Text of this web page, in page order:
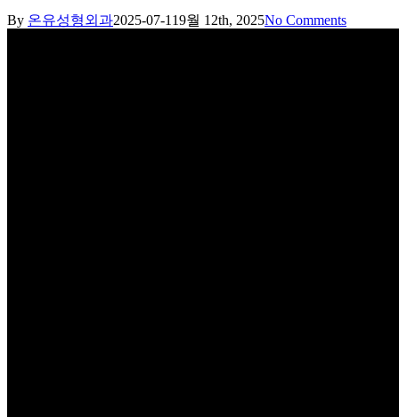
By 온유성형외과2025-07-119월 12th, 2025No Comments